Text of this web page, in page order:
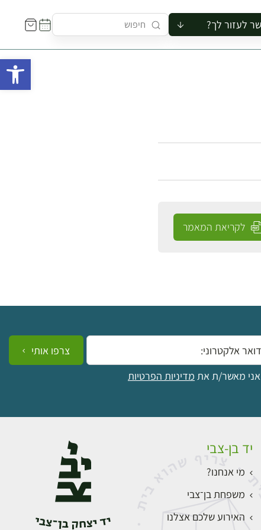
לעזור לך?
לקבוצה
לקריאת המאמר
אני מאשר/ת את מדיניות הפרטיות
צרפו אותי
יד בן-צבי
מי אנחנו?
משפחת בן־צבי
האירוע שלכם אצלנו